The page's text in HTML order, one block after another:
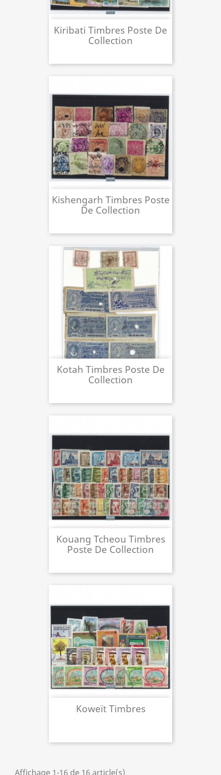
Kiribati Timbres Poste De
Collection
Kishengarh Timbres Poste
De Collection
Kotah Timbres Poste De
Collection
Kouang Tcheou Timbres
Poste De Collection
Koweït Timbres
Affichage 1-16 de 16 article(s)